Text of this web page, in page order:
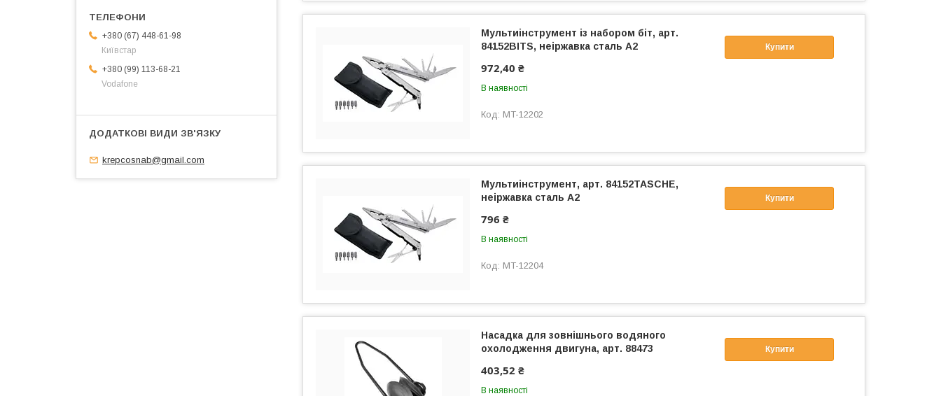
Купити
Мультиінструмент із набором біт, арт.
84152BITS, неіржавка сталь А2
972,40 ₴
В наявності
MT-12202
Купити
Мультиінструмент, арт. 84152TASCHE,
неіржавка сталь А2
796 ₴
В наявності
MT-12204
Купити
Насадка для зовнішнього водяного
охолодження двигуна, арт. 88473
403,52 ₴
В наявності
+380 (67) 448-61-98
Київстар
+380 (99) 113-68-21
Vodafone
krepcosnab@gmail.com